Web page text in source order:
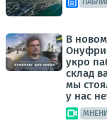
В
укро
склад
мы
у нас